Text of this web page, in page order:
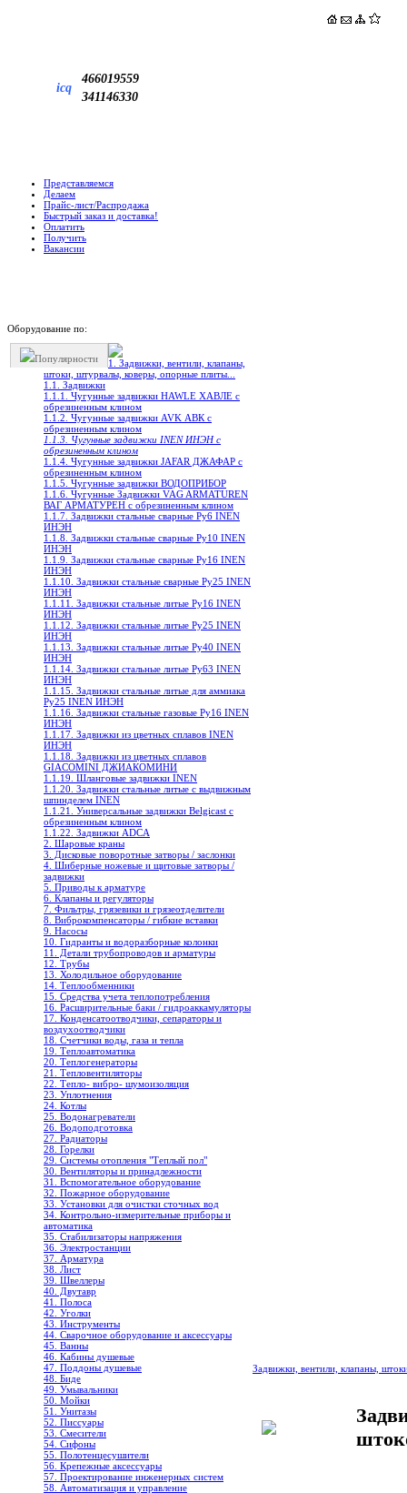
icq
466019559
341146330
Представляемся
Делаем
Прайс-лист/Распродажа
Быстрый заказ и доставка!
Оплатить
Получить
Вакансии
Оборудование по:
Популярности
1. Задвижки, вентили, клапаны,
штоки, штурвалы, коверы, опорные плиты...
1.1. Задвижки
1.1.1. Чугунные задвижки HAWLE ХАВЛЕ с
обрезиненным клином
1.1.2. Чугунные задвижки AVK АВК с
обрезиненным клином
1.1.3. Чугунные задвижки INEN ИНЭН c
обрезиненным клином
1.1.4. Чугунные задвижки JAFAR ДЖАФАР с
обрезиненным клином
1.1.5. Чугунные задвижки ВОДОПРИБОР
1.1.6. Чугунные Задвижки VAG ARMATUREN
ВАГ АРМАТУРЕН с обрезиненным клином
1.1.7. Задвижки стальные сварные Ру6 INEN
ИНЭН
1.1.8. Задвижки стальные сварные Ру10 INEN
ИНЭН
1.1.9. Задвижки стальные сварные Ру16 INEN
ИНЭН
1.1.10. Задвижки стальные сварные Ру25 INEN
ИНЭН
1.1.11. Задвижки стальные литые Ру16 INEN
ИНЭН
1.1.12. Задвижки стальные литые Ру25 INEN
ИНЭН
1.1.13. Задвижки стальные литые Ру40 INEN
ИНЭН
1.1.14. Задвижки стальные литые Ру63 INEN
ИНЭН
1.1.15. Задвижки стальные литые для аммиака
Ру25 INEN ИНЭН
1.1.16. Задвижки стальные газовые Ру16 INEN
ИНЭН
1.1.17. Задвижки из цветных сплавов INEN
ИНЭН
1.1.18. Задвижки из цветных сплавов
GIACOMINI ДЖИАКОМИНИ
1.1.19. Шланговые задвижки INEN
1.1.20. Задвижки стальные литые с выдвижным
шпинделем INEN
1.1.21. Универсальные задвижки Belgicast с
обрезиненным клином
1.1.22. Задвижки ADCA
2. Шаровые краны
3. Дисковые поворотные затворы / заслонки
4. Шиберные ножевые и щитовые затворы /
задвижки
5. Приводы к арматуре
6. Клапаны и регуляторы
7. Фильтры, грязевики и грязеотделители
8. Виброкомпенсаторы / гибкие вставки
9. Насосы
10. Гидранты и водоразборные колонки
11. Детали трубопроводов и арматуры
12. Трубы
13. Холодильное oборудование
14. Теплообменники
15. Средства учета теплопотребления
16. Расширительные баки / гидроаккамуляторы
17. Конденсатоотводчики, сепараторы и
воздухоотводчики
18. Счетчики воды, газа и тепла
19. Теплоавтоматика
20. Теплогенераторы
21. Тепловентиляторы
22. Тепло- вибро- шумоизоляция
23. Уплотнения
24. Котлы
25. Водонагреватели
26. Водоподготовка
27. Радиаторы
28. Горелки
29. Системы отопления "Теплый пол"
30. Вентиляторы и принадлежности
31. Вспомогательное оборудование
32. Пожарное оборудование
33. Установки для очистки сточных вод
34. Контрольно-измерительные приборы и
автоматика
35. Стабилизаторы напряжения
36. Электростанции
37. Арматура
38. Лист
39. Швеллеры
40. Двутавр
41. Полоса
42. Уголки
43. Инструменты
44. Сварочное оборудование и аксессуары
45. Ванны
46. Кабины душевые
47. Поддоны душевые
48. Биде
49. Умывальники
50. Мойки
51. Унитазы
52. Писсуары
53. Смесители
54. Сифоны
55. Полотенцесушители
56. Крепежные аксессуары
57. Проектирование инженерных систем
58. Автоматизация и управление
Задвижки, вентили, клапаны,